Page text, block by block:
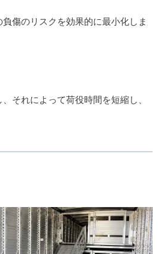
傷のリスクを効果的に最小化しま
それによって荷役時間を短縮し、